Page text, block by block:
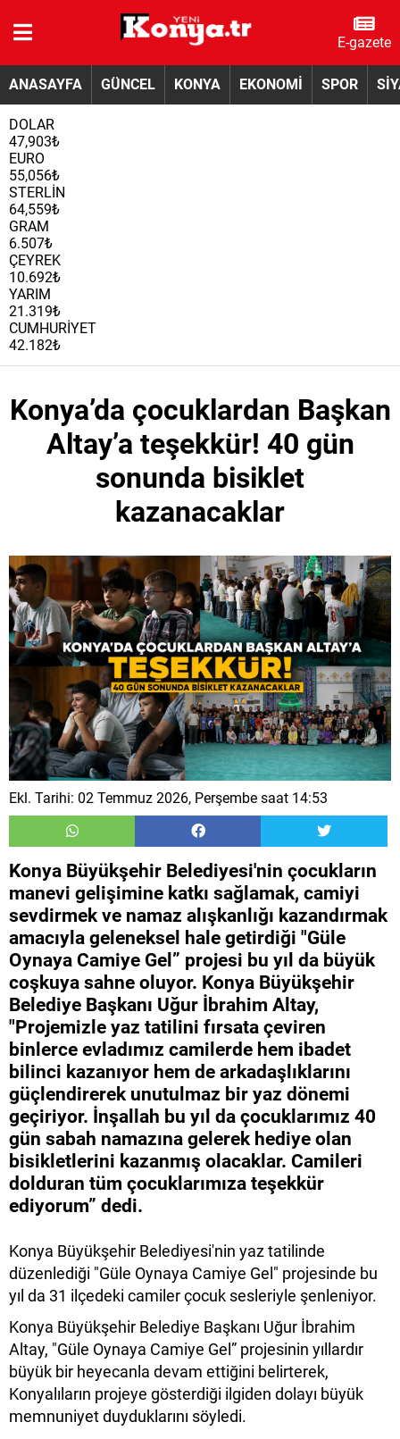
E-gazete
ANASAYFA GÜNCEL KONYA EKONOMİ SPOR
DOLAR
47,903₺
EURO
55,056₺
STERLİN
64,559₺
GRAM
6.507₺
ÇEYREK
10.692₺
YARIM
21.319₺
CUMHURİYET
42.182₺
Konya’da çocuklardan Başkan
Altay’a teşekkür! 40 gün
sonunda bisiklet
kazanacaklar
Ekl. Tarihi: 02 Temmuz 2026, Perşembe saat 14:53
Konya Büyükşehir Belediyesi'nin çocukların
manevi gelişimine katkı sağlamak, camiyi
sevdirmek ve namaz alışkanlığı kazandırmak
amacıyla geleneksel hale getirdiği "Güle
Oynaya Camiye Gel” projesi bu yıl da büyük
coşkuya sahne oluyor. Konya Büyükşehir
Belediye Başkanı Uğur İbrahim Altay,
"Projemizle yaz tatilini fırsata çeviren
binlerce evladımız camilerde hem ibadet
bilinci kazanıyor hem de arkadaşlıklarını
güçlendirerek unutulmaz bir yaz dönemi
geçiriyor. İnşallah bu yıl da çocuklarımız 40
gün sabah namazına gelerek hediye olan
bisikletlerini kazanmış olacaklar. Camileri
dolduran tüm çocuklarımıza teşekkür
ediyorum” dedi.
Konya Büyükşehir Belediyesi'nin yaz tatilinde
düzenlediği "Güle Oynaya Camiye Gel" projesinde bu
yıl da 31 ilçedeki camiler çocuk sesleriyle şenleniyor.
Konya Büyükşehir Belediye Başkanı Uğur İbrahim
Altay, "Güle Oynaya Camiye Gel” projesinin yıllardır
büyük bir heyecanla devam ettiğini belirterek,
Konyalıların projeye gösterdiği ilgiden dolayı büyük
memnuniyet duyduklarını söyledi.